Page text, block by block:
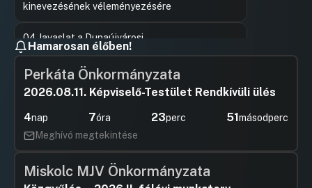
kinevezésének véleményezésére
04 Javaslat a Dunaújvárosi
Rendőrkapitányság 2024. évi
tevékenységéről szóló beszámolójának
tudomásulvételére
Hozzászólások
Tóth
Tűzoltó – Parancsnokság 2024. évi
tűzvédelmi tevékenységéről szóló
beszámolójának tudomásulvételére
HozzászólásokUgrás a napirendi pontra
06 Javaslat Dunaújváros Megyei Jogú
Hamarosan élőben!
Perkáta Önkormányzata
2026.08.11. Képviselő-Testület Rendkívüli ülés
4nap 7óra 23perc 51másodperc
Meghívó megtekintése
Miskolc MJV Önkormányzata